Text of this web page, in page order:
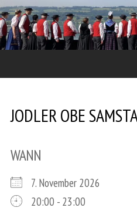
Zum
Inhalt
springen
JODLER OBE
WANN
7. November 2026
20:00 - 23:00